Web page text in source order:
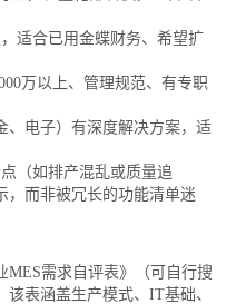
适合已用金蝶财务、希望扩
万以上、管理规范、有专职
、电子）有深度解决方案，适
（如排产混乱或质量追
，而非被冗长的功能清单迷
MES需求自评表》（可自行搜
表涵盖生产模式、IT基础、